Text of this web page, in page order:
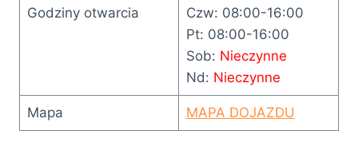
Godziny otwarcia
Czw: 08:00-16:00
Pt: 08:00-16:00
Sob: Nieczynne
Nd: Nieczynne
Mapa MAPA DOJAZDU